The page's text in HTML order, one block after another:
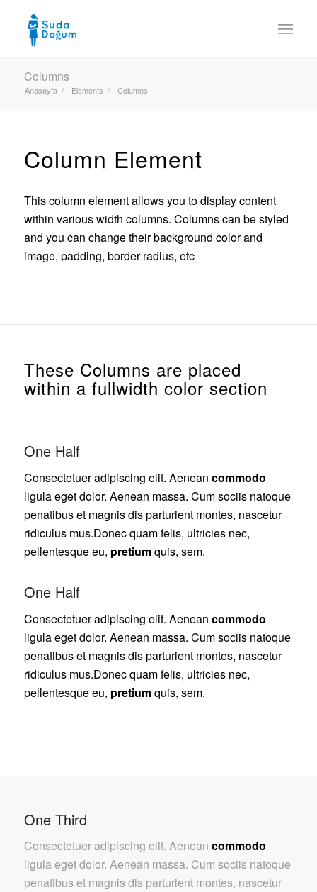
Columns
Anasayfa / Elements / Columns
Column Element
This column element allows you to display content
within various width columns. Columns can be styled
and you can change their background color and
image, padding, border radius, etc
These Columns are placed
within a fullwidth color section
One Half
Consectetuer adipiscing elit. Aenean commodo
ligula eget dolor. Aenean massa. Cum sociis natoque
penatibus et magnis dis parturient montes, nascetur
ridiculus mus.Donec quam felis, ultricies nec,
pellentesque eu, pretiumquis, sem.
One Half
Consectetuer adipiscing elit. Aenean commodo
ligula eget dolor. Aenean massa. Cum sociis natoque
penatibus et magnis dis parturient montes, nascetur
ridiculus mus.Donec quam felis, ultricies nec,
pellentesque eu, pretiumquis, sem.
One Third
Consectetuer adipiscing elit. Aenean commodo
ligula eget dolor. Aenean massa. Cum sociis natoque
penatibus et magnis dis parturient montes, nascetur